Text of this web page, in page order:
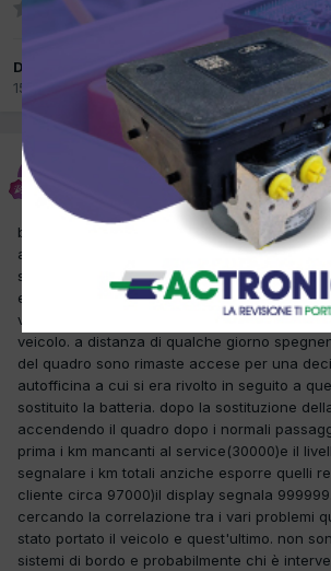
Da ciorben
15 Gennaio 2013in Meccatronica
ciorben
15 Gennaio 2013
buongiorno,il cliente prima di natale mentre
avuto un calo di luminosità delle luci del
seguito si sono azzerate le lancette conta
e temp.acqua.questo difetto si è manifestato
viaggiando ed è poi sparito dopo poco
veicolo. a distanza di qualche giorno
del quadro sono rimaste accese per una
autofficina a cui si era rivolto in seguito a
sostituito la batteria. dopo la sostituzione
accendendo il quadro dopo i normali
prima i km mancanti al service(30000)e il
segnalare i km totali anziche esporre quelli
cliente circa 97000)il display segnala
cercando la correlazione tra i vari problemi
stato portato il veicolo e quest'ultimo. non
sistemi di bordo e probabilmente chi è